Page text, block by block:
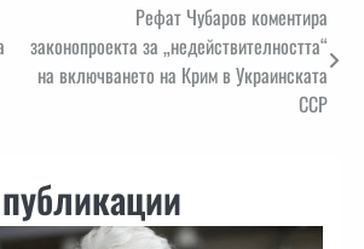
Рефат Чубаров коментира
законопроекта за „недействителността“
на включването на Крим в Украинската
ССР